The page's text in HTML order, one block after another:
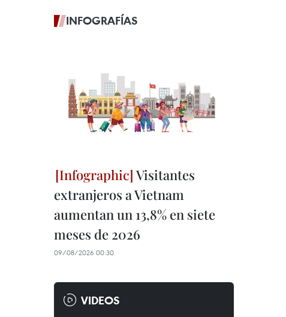
INFOGRAFÍAS
Visitantes
extranjeros a Vietnam
aumentan un 13,8% en siete
meses de 2026
09/08/2026 00:30
VIDEOS